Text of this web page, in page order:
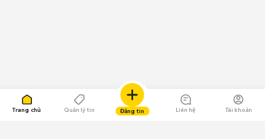
Trang chủ Quản lý tin Đăng tin Liên hệ Tài khoản